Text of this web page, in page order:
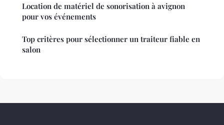
Location de matériel de sonorisation à avignon
pour vos événements
Top critères pour sélectionner un traiteur fiable en
salon